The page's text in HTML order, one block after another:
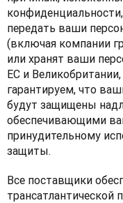
передать ваши
(включая компании
или хранят ваши
ЕС и
гарантируем, что
будут защищены
обеспечивающими
принудительному
защиты.
Все поставщики
трансатлантической